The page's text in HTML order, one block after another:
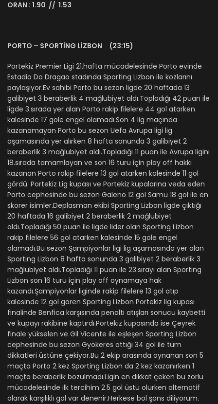
ORAN : 1.90 // 1.53
PORTO – SPORTİNG LİZBON (23:15)
Portekiz Premier Ligi 21.hafta mücadelesinde Porto evinde
Estadio Do Dragao stadında Sporting Lizbon ile kozlarını
paylaşıyor.Ev sahibi Porto bu sezon ligde 20 haftada 13
galibiyet 3 beraberlik 4 mağlubiyet aldı.Topladığı 42 puan ile
ligde 3.sırada yer alan Porto rakip filelere 44 gol atarken
kalesinde 17 gole engel olamadı.Son 4 lig maçında
kazanamayan Porto bu sezon Uefa Avrupa ligi lig
aşamasında yer alırken 8 hafta sonunda 3 galibiyet 2
beraberlik 3 mağlubiyet aldı.Topladığı 11 puan ile Avrupa ligini
18.sırada tamamlayan ve son 16 turu için play off hakkı
kazanan Porto rakip filelere 13 gol atarken kalesinde 11 gol
gördü. Portekiz Lig kupası ve Portekiz kupalarına veda eden
Porto cephesinde bu sezon Galeno 12 gol Samu 18 gol ile en
skorer isimler.Deplasman ekibi Sporting Lizbon ligde çıktığı
20 haftada 16 galibiyet 2 beraberlik 2 mağlubiyet
aldı.Topladığı 50 puan ile ligde lider olan Sporting Lizbon
rakip filelere 56 gol atarken kalesinde 15 gole engel
olamadı.Bu sezon Şampiyonlar ligi lig aşamasında yer alan
Sporting Lizbon 8 hafta sonunda 3 galibiyet 2 beraberlik 3
mağlubiyet aldı.Topladığı 11 puan ile 23.sırayı alan Sporting
Lizbon son 16 turu için play off oynamaya hak
kazandı.Şampiyonlar liginde rakip filelere 13 gol atıp
kalesinde 12 gol gören Sporting Lizbon Portekiz lig kupası
finalinde Benfica karşısında penaltı atışları sonucu kaybetti
ve kupayı rakibine kaptırdı.Portekiz kupasında ise Çeyrek
finale yükselen ve Gil Vicente ile eşleşen Sporting Lizbon
cephesinde bu sezon Gyökeres attığı 34 gol ile tüm
dikkatleri üstüne çekiyor.Bu 2 ekip arasında oynanan son 5
maçta Porto 2 kez Sporting Lizbon da 2 kez kazanırken 1
maçta beraberlik bozulmadı.Ligin en dikkat çeken bu zorlu
mücadelesinde ilk tercihim 2.5 gol üstü olurken alternatif
olarak karşılıklı gol var denenir.Herkese bol şans diliyorum.